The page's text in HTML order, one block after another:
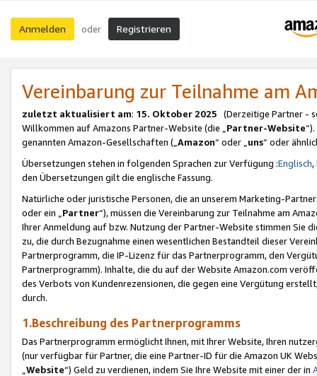
Anmelden oder Registrieren
Vereinbarung zur Teilnahme am
zuletzt aktualisiert am: 15. Oktober 2025 (Derzeitige Partner -
Willkommen auf Amazons Partner-Website (die „Partner-Website
genannten Amazon-Gesellschaften („Amazon“ oder „uns“ oder
Übersetzungen stehen in folgenden Sprachen zur Verfügung :Englisch,
den Übersetzungen gilt die englische Fassung.
Natürliche oder juristische Personen, die an unserem Marketing-
oder ein „Partner“), müssen die Vereinbarung zur Teilnahme am
Ihrer Anmeldung auf bzw. Nutzung der Partner-Website stimmen Sie
zu, die durch Bezugnahme einen wesentlichen Bestandteil dieser
Partnerprogramm, die IP-Lizenz für das Partnerprogramm, den
Partnerprogramm). Inhalte, die du auf der Website Amazon.com
des Verbots von Kundenrezensionen, die gegen eine Vergütung
durch.
1.Beschreibung des Partnerprogramms
Das Partnerprogramm ermöglicht Ihnen, mit Ihrer Website, Ihren
(nur verfügbar für Partner, die eine Partner-ID für die Amazon UK
Website“) Geld zu verdienen, indem Sie Ihre Website mit einer der in